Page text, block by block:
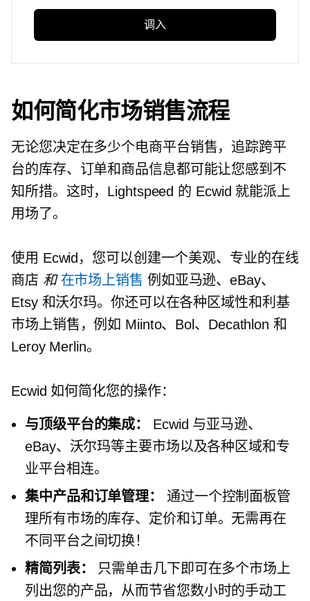
调入
如何简化市场销售流程
无论您决定在多少个电商平台销售，追踪跨平
台的库存、订单和商品信息都可能让您感到不
知所措。这时，Lightspeed 的 Ecwid 就能派上
用场了。
使用 Ecwid，您可以创建一个美观、专业的在线
商店 和 在市场上销售 例如亚马逊、eBay、
Etsy 和沃尔玛。你还可以在各种区域性和利基
市场上销售，例如 Miinto、Bol、Decathlon 和
Leroy Merlin。
Ecwid 如何简化您的操作：
与顶级平台的集成：
Ecwid 与亚马逊、
eBay、沃尔玛等主要市场以及各种区域和专
业平台相连。
集中产品和订单管理：
通过一个控制面板管
理所有市场的库存、定价和订单。无需再在
不同平台之间切换！
精简列表：
只需单击几下即可在多个市场上
列出您的产品，从而节省您数小时的手动工